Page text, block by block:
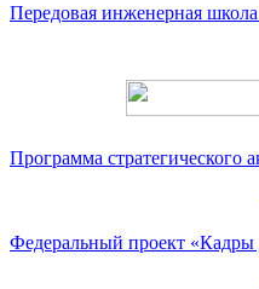
Передовая инженерная
Программа стратегического
Федеральный проект